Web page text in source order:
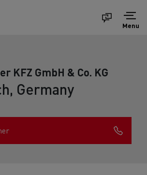
Menu
KFZ GmbH & Co. KG
Germany